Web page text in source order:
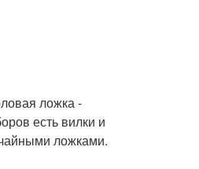
ложка -
есть вилки и
ложками.